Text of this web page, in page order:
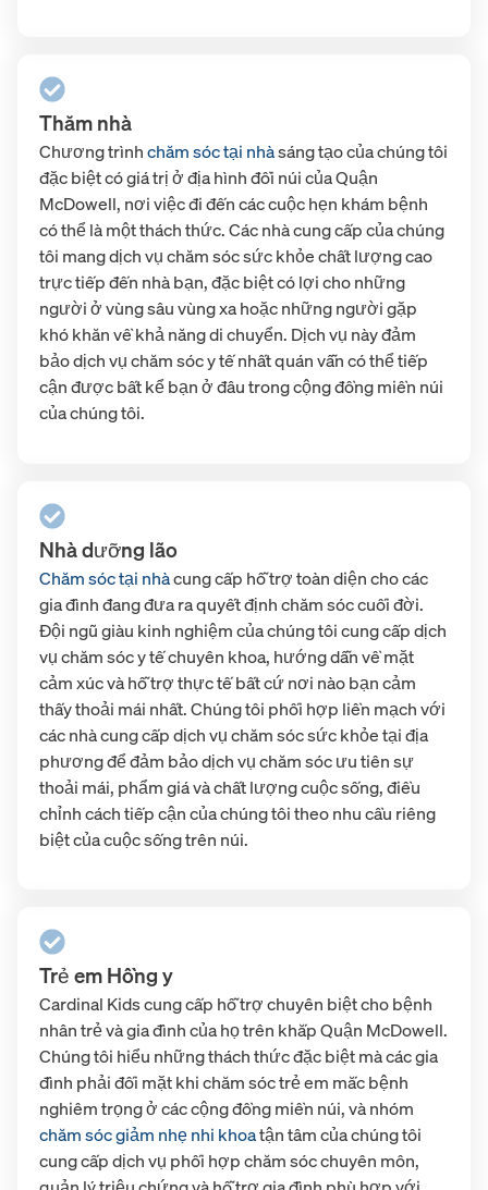
Thăm nhà
Chương trìnhchăm sóc tại nhàsáng tạo của chúng tôi
đặc biệt có giá trị ở địa hình đồi núi của Quận
McDowell, nơi việc đi đến các cuộc hẹn khám bệnh
có thể là một thách thức. Các nhà cung cấp của chúng
tôi mang dịch vụ chăm sóc sức khỏe chất lượng cao
trực tiếp đến nhà bạn, đặc biệt có lợi cho những
người ở vùng sâu vùng xa hoặc những người gặp
khó khăn về khả năng di chuyển. Dịch vụ này đảm
bảo dịch vụ chăm sóc y tế nhất quán vẫn có thể tiếp
cận được bất kể bạn ở đâu trong cộng đồng miền núi
của chúng tôi.
Nhà dưỡng lão
Chăm sóc tại nhàcung cấp hỗ trợ toàn diện cho các
gia đình đang đưa ra quyết định chăm sóc cuối đời.
Đội ngũ giàu kinh nghiệm của chúng tôi cung cấp dịch
vụ chăm sóc y tế chuyên khoa, hướng dẫn về mặt
cảm xúc và hỗ trợ thực tế bất cứ nơi nào bạn cảm
thấy thoải mái nhất. Chúng tôi phối hợp liền mạch với
các nhà cung cấp dịch vụ chăm sóc sức khỏe tại địa
phương để đảm bảo dịch vụ chăm sóc ưu tiên sự
thoải mái, phẩm giá và chất lượng cuộc sống, điều
chỉnh cách tiếp cận của chúng tôi theo nhu cầu riêng
biệt của cuộc sống trên núi.
Trẻ em Hồng y
Cardinal Kids cung cấp hỗ trợ chuyên biệt cho bệnh
nhân trẻ và gia đình của họ trên khắp Quận McDowell.
Chúng tôi hiểu những thách thức đặc biệt mà các gia
đình phải đối mặt khi chăm sóc trẻ em mắc bệnh
nghiêm trọng ở các cộng đồng miền núi, vànhóm
chăm sóc giảm nhẹ nhi khoatận tâm của chúng tôi
cung cấp dịch vụ phối hợp chăm sóc chuyên môn,